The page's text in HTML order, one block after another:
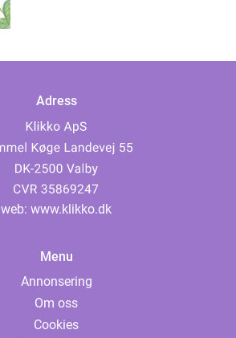
Adress
web: www.klikko.dk
Menu
Annonsering
Om oss
Cookies